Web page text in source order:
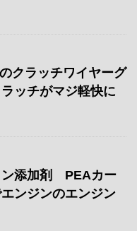
クラッチワイヤーグ
ッチがマジ軽快に
ン添加剤 PEAカー
ンジンのエンジン